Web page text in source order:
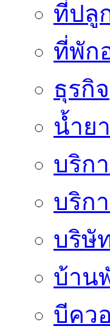
ที่ปลู
ที่พัก
ธุรกิจ
น้ำย
บริก
บริก
บริษั
บ้าน
บีคว